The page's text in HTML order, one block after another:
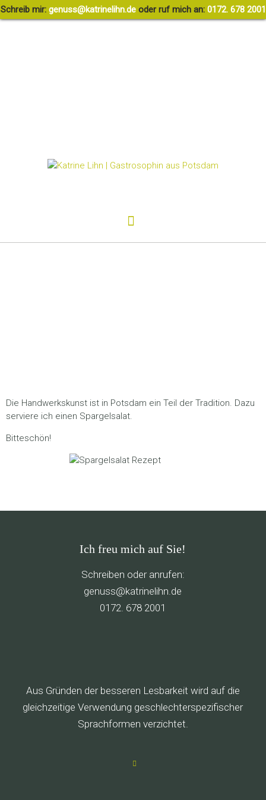
Schreib mir: ed.nh
ileni
rtak@
ssune
g oder ruf mich an: 0172. 678 2001
Die Handwerkskunst ist in Potsdam ein Teil der Tradition. Dazu
serviere ich einen Spargelsalat.
Bitteschön!
Ich freu mich auf Sie!
Schreiben oder anrufen:
ed.nh
ileni
rtak@
ssune
g
0172. 678 2001
Aus Gründen der besseren Lesbarkeit wird auf die
gleichzeitige Verwendung geschlechterspezifischer
Sprachformen verzichtet.